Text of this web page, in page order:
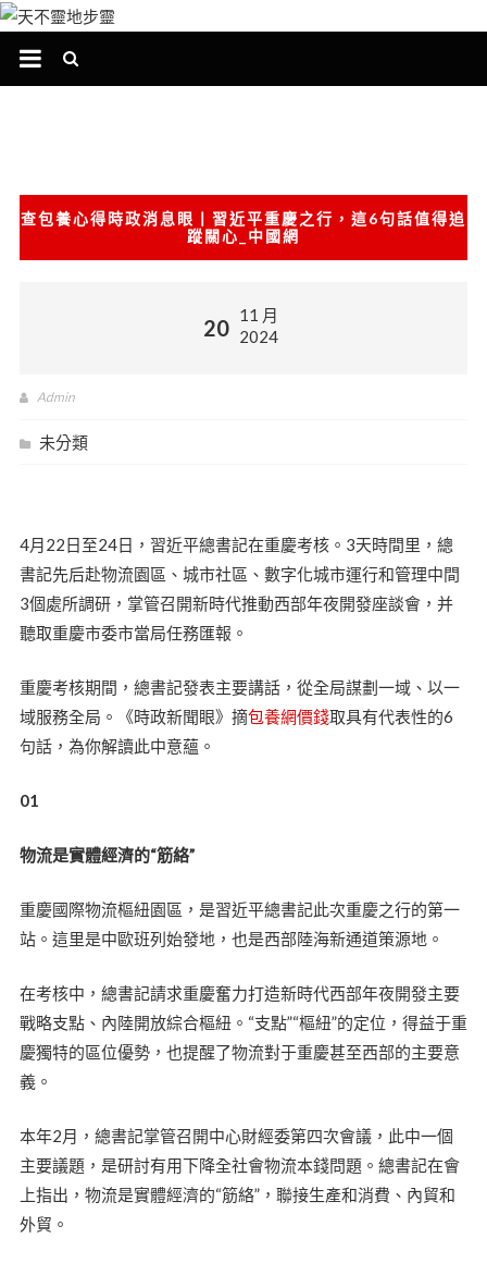
跳
查包養心得時政消息眼丨習近平重慶之行，這6句話值得追
蹤關心_中國網
20 11 月
2024
Admin
未分類
4月22日至24日，習近平總書記在重慶考核。3天時間里，總
書記先后赴物流園區、城市社區、數字化城市運行和管理中間
3個處所調研，掌管召開新時代推動西部年夜開發座談會，并
聽取重慶市委市當局任務匯報。
重慶考核期間，總書記發表主要講話，從全局謀劃一域、以一
域服務全局。《時政新聞眼》摘包養網價錢取具有代表性的6
句話，為你解讀此中意蘊。
01
物流是實體經濟的“筋絡”
重慶國際物流樞紐園區，是習近平總書記此次重慶之行的第一
站。這里是中歐班列始發地，也是西部陸海新通道策源地。
在考核中，總書記請求重慶奮力打造新時代西部年夜開發主要
戰略支點、內陸開放綜合樞紐。“支點”“樞紐”的定位，得益于重
慶獨特的區位優勢，也提醒了物流對于重慶甚至西部的主要意
義。
本年2月，總書記掌管召開中心財經委第四次會議，此中一個
主要議題，是研討有用下降全社會物流本錢問題。總書記在會
上指出，物流是實體經濟的“筋絡”，聯接生產和消費、內貿和
外貿。